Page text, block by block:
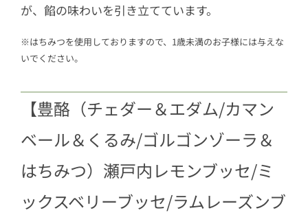
が、餡の味わいを引き立てています。
※はちみつを使用しておりますので、1歳未満のお子様には与えな
いでください。
【豊酪（チェダー＆エダム/カマン
ベール＆くるみ/ゴルゴンゾーラ＆
はちみつ）瀬戸内レモンブッセ/ミ
ックスベリーブッセ/ラムレーズンブ